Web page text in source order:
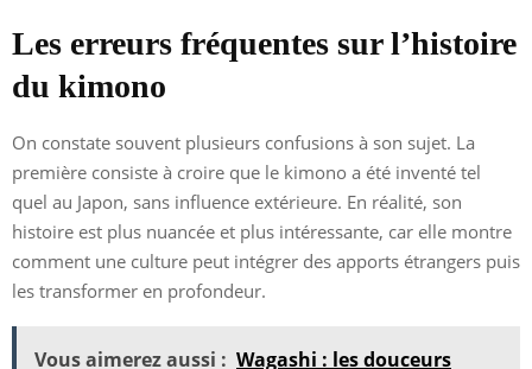
Les erreurs fréquentes sur l’histoire
du kimono
On constate souvent plusieurs confusions à son sujet. La
première consiste à croire que le kimono a été inventé tel
quel au Japon, sans influence extérieure. En réalité, son
histoire est plus nuancée et plus intéressante, car elle montre
comment une culture peut intégrer des apports étrangers puis
les transformer en profondeur.
Vous aimerez aussi : Wagashi : les douceurs